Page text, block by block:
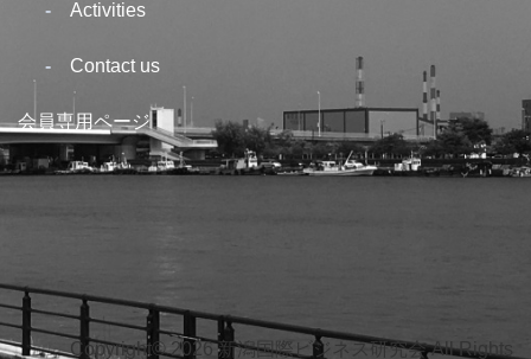
Activities
Contact us
会員専用ページ
Copyright© 2026 新潟国際ビジネス研究会 All Rights